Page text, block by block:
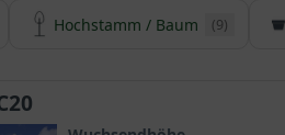
des Säulen-
Silhouette‘ bedeutet so viel
Hochstamm / Baum (9)